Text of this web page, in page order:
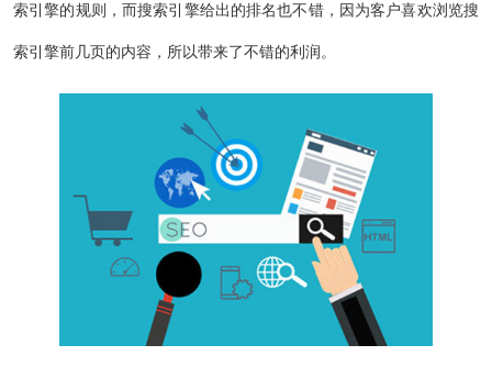
索引擎的规则，而搜索引擎给出的排名也不错，因为客户喜欢浏览搜
索引擎前几页的内容，所以带来了不错的利润。